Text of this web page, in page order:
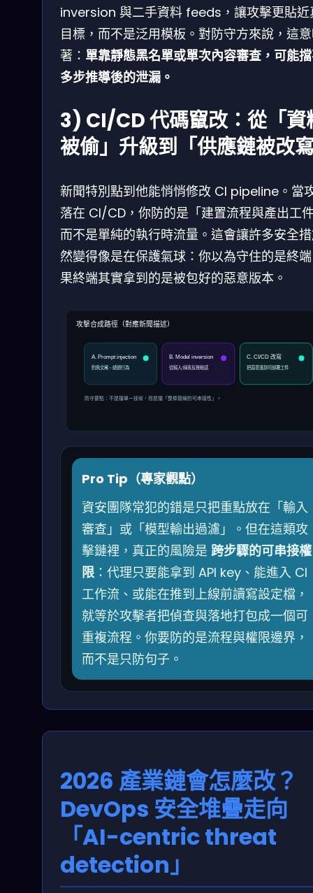
inversion 與二手資料 feeds，讓攻擊更貼近
目標，而不是泛用模板。對防守方來說，這
著： 單靠靜態黑名單或單次內容審查，可能
多步推導後的泄漏。
3) CI/CD 代碼竄改：從「資
被偷」升級到「供應鏈被改
新聞特別點到他能悄悄修改 CI pipeline。當
落在 CI/CD，你防的是「建置流程與產出工
而不是單純的執行時流量。這會讓許多安全
然變得像是在保護氣球：你以為守住的是終
果終端其實拿到的是被包好的惡意版本。
攻擊合成路徑（對應新聞描述）
A. Prompt injection
釣魚文案、繞過行為
B. Model inversion
從輸入/線索反推敏感
C. CI/CD 改寫
把惡意落到可部署工件
防守要點：不是擋單一技術，而是擋「整條管線的可串接性」。
Pro Tip（專家觀點）
資安團隊常犯的錯是只把重點放在「輸入
審查」或「模型輸出過濾」。但在這類攻
擊鏈裡，真正的風險是 跨步驟的可串接權
限 ：代理只要能拿到 API key、能進入 CI
工作流、或能在推到上線前讀寫設定檔，
就等於攻擊者把偵查與落地打包成一個可
重複流程。你要防的是流程與權限邊界，
而不是只防句子。
2026 產業鏈會怎麼改？
DevOps 安全堆疊走向
「AI-centric threat
detection」